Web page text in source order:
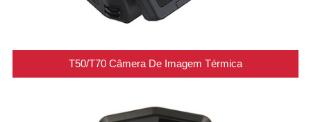
T50/T70 Câmera De Imagem Térmica